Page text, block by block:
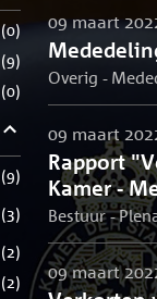
(0)
(9)
(0)
(9)
(3)
(2)
(2)
09 maart
Overig -
Rapport
Kamer -
09 maart
Bestuur -
09 maart